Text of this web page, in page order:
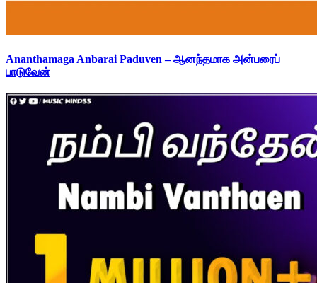
Ananthamaga Anbarai Paduven – ஆனந்தமாக அன்பரைப்
பாடுவேன்